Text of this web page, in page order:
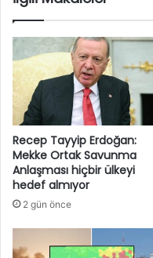
Recep Tayyip Erdoğan:
Mekke Ortak Savunma
Anlaşması hiçbir ülkeyi
hedef almıyor
2 gün önce